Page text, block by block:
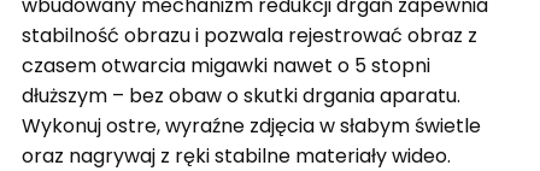
stabilność obrazu i pozwala rejestrować obraz z
czasem otwarcia migawki nawet o 5 stopni
dłuższym – bez obaw o skutki drgania aparatu.
Wykonuj ostre, wyraźne zdjęcia w słabym świetle
oraz nagrywaj z ręki stabilne materiały wideo.